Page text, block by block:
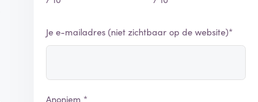
Je e-mailadres (niet zichtbaar op de website)*
Anoniem *